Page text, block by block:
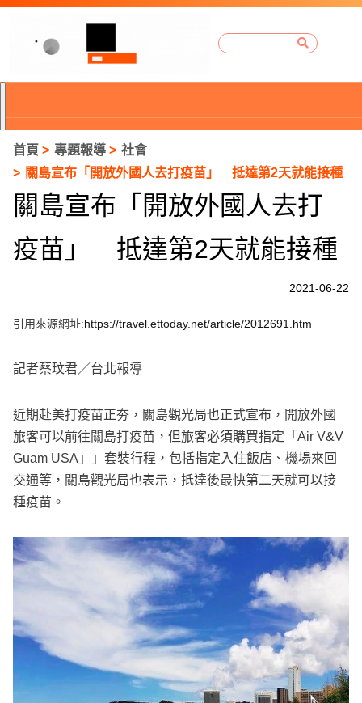
首頁 專題報導
社會
關島宣布「開放外國人去打疫苗」 抵達第2天就能接種
關島宣布「開放外國人去打
疫苗」 抵達第2天就能接種
2021-06-22
引用來源網址:https://travel.ettoday.net/article/2012691.htm
記者蔡玟君／台北報導
近期赴美打疫苗正夯，關島觀光局也正式宣布，開放外國
旅客可以前往關島打疫苗，但旅客必須購買指定「Air V&V
Guam USA」」套裝行程，包括指定入住飯店、機場來回
交通等，關島觀光局也表示，抵達後最快第二天就可以接
種疫苗。